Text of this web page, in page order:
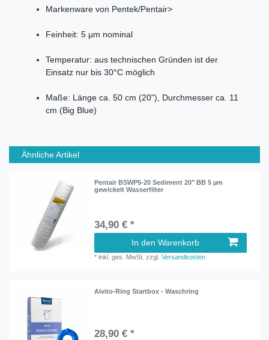
Markenware von Pentek/Pentair>
Feinheit: 5 µm nominal
Temperatur: aus technischen Gründen ist der
Einsatz nur bis 30°C möglich
Maße: Länge ca. 50 cm (20"), Durchmesser ca. 11
cm (Big Blue)
Ähnliche Artikel
Pentair BSWP5-20 Sediment 20" BB 5 µm
gewickelt Wasserfilter
34,90 € *
In den Warenkorb
*inkl. ges. MwSt. zzgl.Versandkosten
Alvito-Ring Startbox - Waschring
28,90 € *